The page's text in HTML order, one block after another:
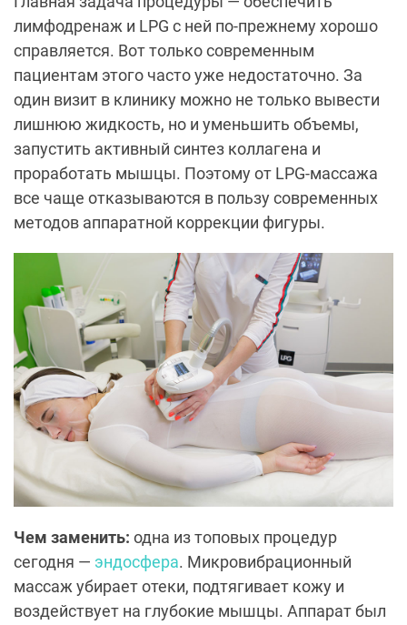
лимфодренаж и LPG с ней по-прежнему хорошо
справляется. Вот только современным
пациентам этого часто уже недостаточно. За
один визит в клинику можно не только вывести
лишнюю жидкость, но и уменьшить объемы,
запустить активный синтез коллагена и
проработать мышцы. Поэтому от LPG-массажа
все чаще отказываются в пользу современных
методов аппаратной коррекции фигуры.
Чем заменить: одна из топовых процедур
сегодня — эндосфера. Микровибрационный
массаж убирает отеки, подтягивает кожу и
воздействует на глубокие мышцы. Аппарат был